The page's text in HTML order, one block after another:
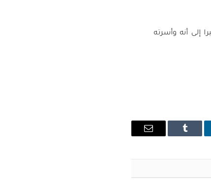
إلى أنه وأسرته
Tumblr
البريد